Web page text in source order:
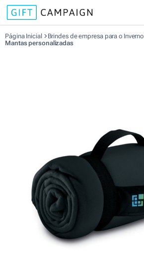
Página Inicial
Brindes de empresa para o Inverno
Mantas personalizadas